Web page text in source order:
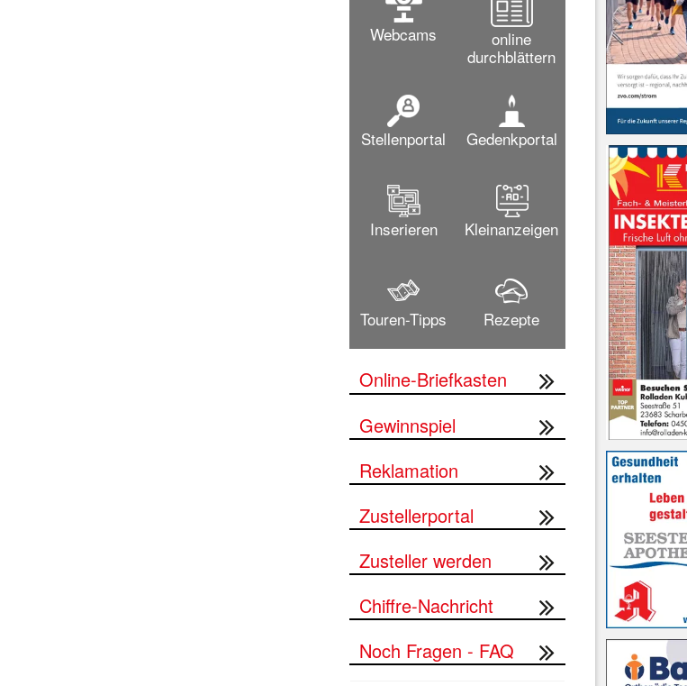
Webcams
online
durchblättern
Stellenportal Gedenkportal
Inserieren Kleinanzeigen
Touren-Tipps Rezepte
Online-Briefkasten
Gewinnspiel
Reklamation
Zustellerportal
Zusteller werden
Chiffre-Nachricht
Noch Fragen - FAQ